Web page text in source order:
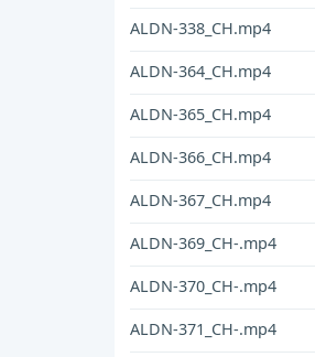
ALDN-338_CH.mp4
ALDN-364_CH.mp4
ALDN-365_CH.mp4
ALDN-366_CH.mp4
ALDN-367_CH.mp4
ALDN-369_CH-.mp4
ALDN-370_CH-.mp4
ALDN-371_CH-.mp4